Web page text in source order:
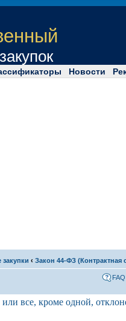
Новости
закупки ‹ Закон 44-ФЗ (Контрактная
FAQ
или все, кроме одной,